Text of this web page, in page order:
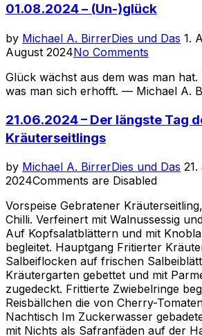
01.08.2024 – (Un-)glück
by Michael A. BirrerDies und Das 1.
August 2024No Comments
Glück wächst aus dem was man
was man sich erhofft. — Michael A.
21.06.2024 – Der längste Tag
Kräuterseitlings
by Michael A. BirrerDies und Das
2024Comments are Disabled
Vorspeise Gebratener
Chilli. Verfeinert mit Walnussessig
Auf Kopfsalatblättern und mit
begleitet. Hauptgang Fritierter
Salbeiflocken auf frischen
Kräutergarten gebettet und mit
zugedeckt. Frittierte Zwiebelringe
Reisbällchen die von Cherry-
Nachtisch Im Zuckerwasser
mit Nichts als Safranfäden auf der